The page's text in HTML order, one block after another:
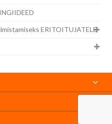
ERITOITUJATELE